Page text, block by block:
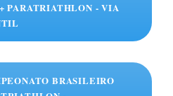
PARATRIATHLON - VIA
BRASILEIRO